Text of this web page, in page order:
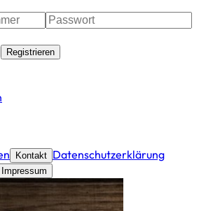
Registrieren
Kontakt Datenschutzerklärung
Impressum